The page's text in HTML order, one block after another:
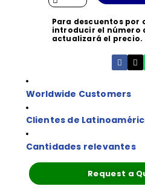
Para descuentos por
introducir el número
actualizará el precio.
Worldwide Customers
Clientes de
Cantidades relevantes
Request a